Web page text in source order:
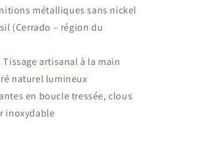
métalliques sans nickel
(Cerrado – région du
Tissage artisanal à la main
naturel lumineux
en boucle tressée, clous
inoxydable